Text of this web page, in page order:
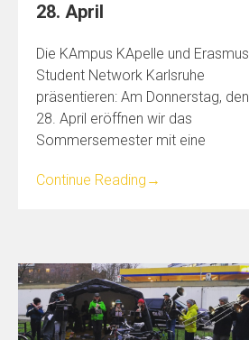
28. April
Die KAmpus KApelle und Erasmus
Student Network Karlsruhe
präsentieren: Am Donnerstag, den
28. April eröffnen wir das
Sommersemester mit eine
Continue Reading →